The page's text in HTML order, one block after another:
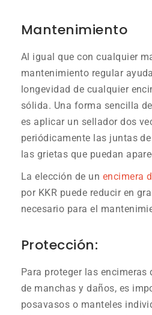
Mantenimiento
Al igual que con cualquier
mantenimiento regular
longevidad de cualquier
sólida. Una forma sencilla
es aplicar un sellador dos
periódicamente las juntas
las grietas que puedan
La elección de un encimera
por KKR puede reducir en
necesario para el
Protección:
Para proteger las
de manchas y daños, es
posavasos o manteles